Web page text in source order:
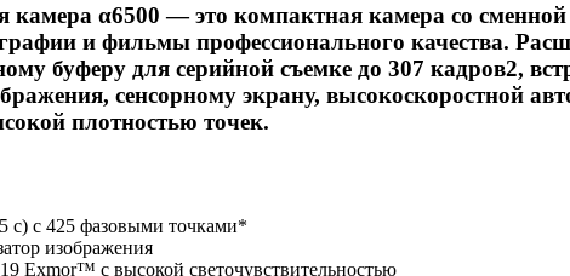
камера α6500 — это компактная камера со
и фильмы профессионального качества.
буферу для серийной съемке до 307 кадров2,
сенсорному экрану, высокоскоростной
плотностью точек.
с) с 425 фазовыми точками*
изображения
Exmor™ с высокой светочувствительностью